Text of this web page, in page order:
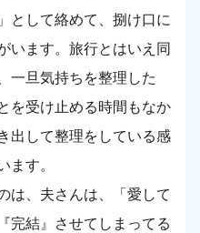
として絡めて、捌け口に
います。旅行とはいえ同
一旦気持ちを整理した
を受け止める時間もなか
出して整理をしている感
ます。
は、夫さんは、「愛して
完結』させてしまってる